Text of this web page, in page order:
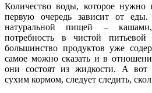
Количество воды, которое
первую очередь зависит от
натуральной пищей –
потребность в чистой
большинство продуктов уже
самое можно сказать и в
они состоят из жидкости. А вот
сухим кормом, следует следить,